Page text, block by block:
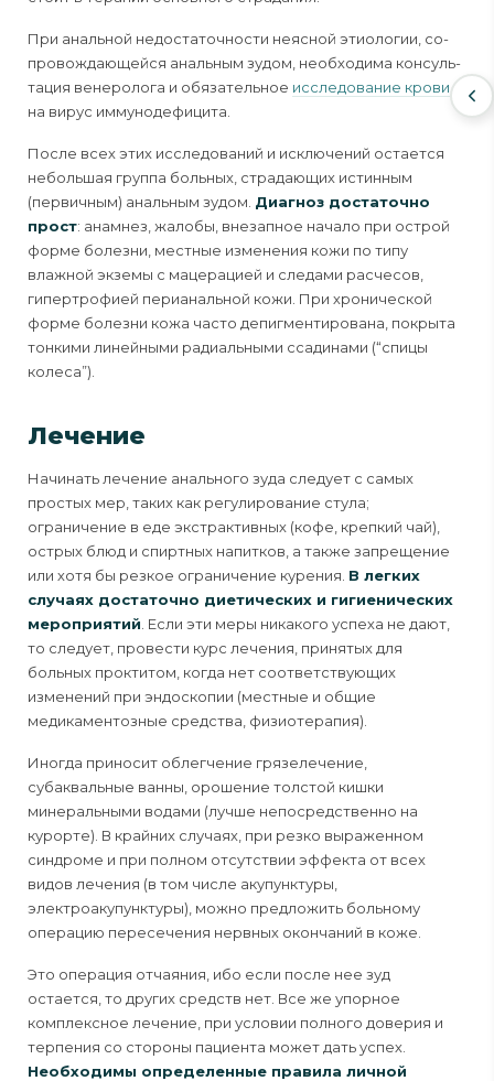
При анальной недостаточности неясной этиологии, со­
провождающейся анальным зудом, необходима консуль­
тация венеролога и обязательное исследование крови
на вирус иммунодефицита.
После всех этих исследований и исключений остается
небольшая группа больных, страдающих истинным
(первичным) аналь­ным зудом. Диагноз достаточно
прост: анамнез, жалобы, внезапное начало при острой
форме болезни, местные изменения кожи по типу
влажной экземы с мацерацией и следами расчесов,
гипертрофией перианальной кожи. При хронической
форме болезни кожа часто депигментирова­на, покрыта
тонкими линейными радиальными ссадинами (“спицы
колеса”).
Лечение
Начинать лечение анального зуда следует с самых
простых мер, таких как регулирование стула;
ограничение в еде экстрактивных (кофе, крепкий чай),
острых блюд и спиртных напитков, а также запрещение
или хотя бы рез­кое ограничение курения. В легких
случаях достаточно диетических и гигиенических
мероприятий . Если эти меры никакого успеха не дают,
то следует, провести курс лечения, принятых для
больных проктитом, когда нет соответ­ствующих
изменений при эндоскопии (местные и общие
медикаментозные средства, физиотерапия).
Иногда приносит облегчение грязелечение,
субаквальные ванны, оро­шение толстой кишки
минеральными водами (лучше непосредственно на
курорте). В крайних случаях, при резко выраженном
синдроме и при полном отсутствии эффекта от всех
видов лечения (в том числе акупунктуры,
электроакупунктуры), можно предложить больному
операцию пересечения нервных окончаний в коже.
Это операция отчаяния, ибо если после нее зуд
остается, то других средств нет. Все же упорное
комплексное лечение, при условии полного доверия и
терпения со стороны пациента может дать ус­пех.
Необходимы определенные правила личной